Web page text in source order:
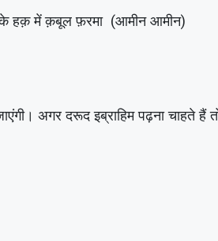
के हक़ में क़बूल फ़रमा (आमीन आमीन)
अगर दरूद इब्राहिम पढ़ना चाहते हैं